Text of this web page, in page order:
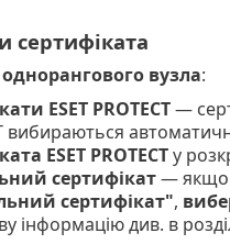
сертифіката
вузла:
ESET PROTECT—
вибираються
ESET PROTECTу
сертифікат— якщо
сертифікат",
інформацію див. в